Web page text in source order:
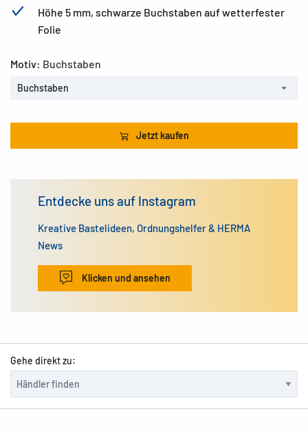
Höhe 5 mm, schwarze Buchstaben auf wetterfester
Folie
Motiv: Buchstaben
Buchstaben
Jetzt kaufen
Entdecke uns auf Instagram
Kreative Bastelideen, Ordnungshelfer & HERMA
News
Klicken und ansehen
Gehe direkt zu: